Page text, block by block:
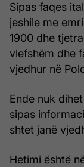
Sipas faqes
jeshile me
1900 dhe
vlefshëm dhe
vjedhur në
Ende nuk
sipas
shtet janë
Hetimi është